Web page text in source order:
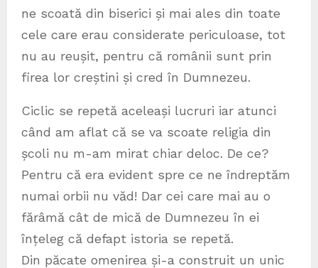
ne scoată din biserici și mai ales din toate
cele care erau considerate periculoase, tot
nu au reușit, pentru că românii sunt prin
firea lor creștini și cred în Dumnezeu.
Ciclic se repetă aceleași lucruri iar atunci
când am aflat că se va scoate religia din
școli nu m-am mirat chiar deloc. De ce?
Pentru că era evident spre ce ne îndreptăm
numai orbii nu văd! Dar cei care mai au o
fărâmă cât de mică de Dumnezeu în ei
înțeleg că defapt istoria se repetă.
Din păcate omenirea și-a construit un unic